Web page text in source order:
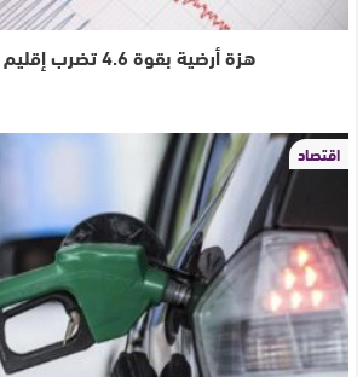
هزة أرضية بقوة 4.6 تضرب إقليم الرشيدية
اقتصاد